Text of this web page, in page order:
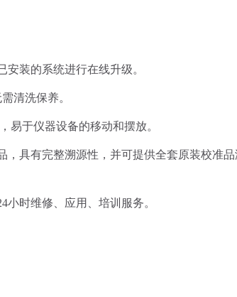
装的系统进行在线升级。
清洗保养。
易于仪器设备的移动和摆放。
，具有完整溯源性，并可提供全套原装校准品
小时维修、应用、培训服务。